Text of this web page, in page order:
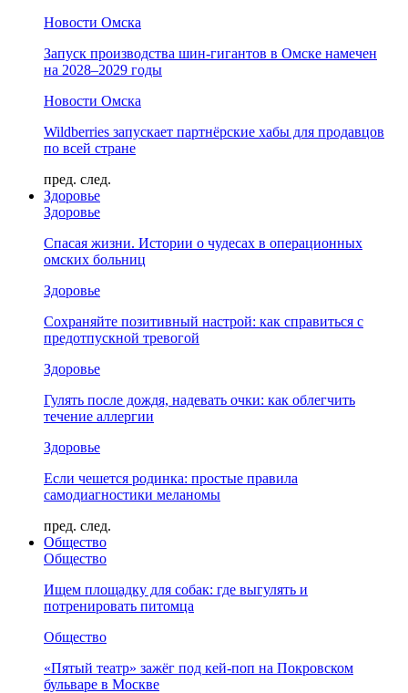
Новости Омска
Запуск производства шин-гигантов в Омске намечен
на 2028–2029 годы
Новости Омска
Wildberries запускает партнёрские хабы для продавцов
по всей стране
пред. след.
Здоровье
Здоровье
Спасая жизни. Истории о чудесах в операционных
омских больниц
Здоровье
Сохраняйте позитивный настрой: как справиться с
предотпускной тревогой
Здоровье
Гулять после дождя, надевать очки: как облегчить
течение аллергии
Здоровье
Если чешется родинка: простые правила
самодиагностики меланомы
пред. след.
Общество
Общество
Ищем площадку для собак: где выгулять и
потренировать питомца
Общество
«Пятый театр» зажёг под кей-поп на Покровском
бульваре в Москве